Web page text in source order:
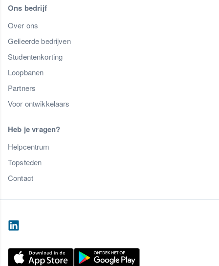
Ons bedrijf
Over ons
Gelieerde bedrijven
Studentenkorting
Loopbanen
Partners
Voor ontwikkelaars
Heb je vragen?
Helpcentrum
Topsteden
Contact